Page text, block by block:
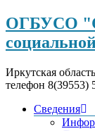
ОГБУСО
Иркутская
телефон 8(39553)
Сведения